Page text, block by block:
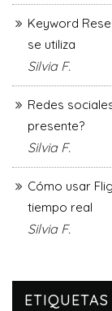
Keyword
se utiliza
Silvia F.
Redes
presente?
Silvia F.
Cómo usar
tiempo real
Silvia F.
ETIQUETAS